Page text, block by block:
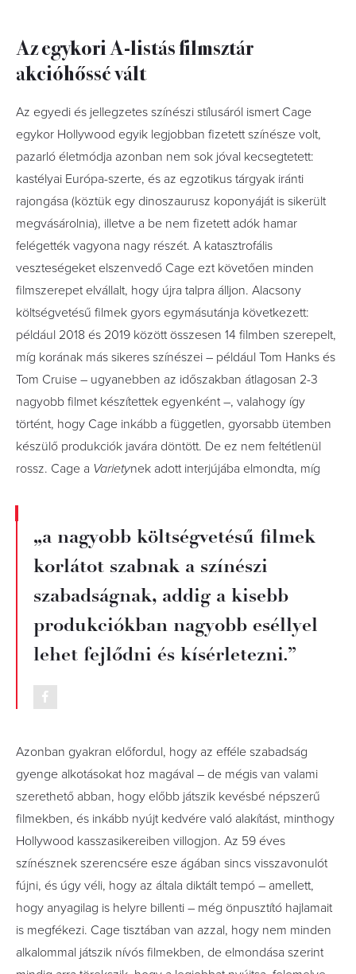
Az egykori A-listás filmsztár
akcióhőssé vált
Az egyedi és jellegzetes színészi stílusáról ismert Cage
egykor Hollywood egyik legjobban fizetett színésze volt,
pazarló életmódja azonban nem sok jóval kecsegtetett:
kastélyai Európa-szerte, és az egzotikus tárgyak iránti
rajongása (köztük egy dinoszaurusz koponyáját is sikerült
megvásárolnia), illetve a be nem fizetett adók hamar
felégették vagyona nagy részét. A katasztrofális
veszteségeket elszenvedő Cage ezt követően minden
filmszerepet elvállalt, hogy újra talpra álljon. Alacsony
költségvetésű filmek gyors egymásutánja következett:
például 2018 és 2019 között összesen 14 filmben szerepelt,
míg korának más sikeres színészei – például Tom Hanks és
Tom Cruise – ugyanebben az időszakban átlagosan 2-3
nagyobb filmet készítettek egyenként –, valahogy így
történt, hogy Cage inkább a független, gyorsabb ütemben
készülő produkciók javára döntött. De ez nem feltétlenül
rossz. Cage a Varietynek adott interjújába elmondta, míg
„a nagyobb költségvetésű filmek
korlátot szabnak a színészi
szabadságnak, addig a kisebb
produkciókban nagyobb eséllyel
lehet fejlődni és kísérletezni.”
Azonban gyakran előfordul, hogy az efféle szabadság
gyenge alkotásokat hoz magával – de mégis van valami
szerethető abban, hogy előbb játszik kevésbé népszerű
filmekben, és inkább nyújt kedvére való alakítást, minthogy
Hollywood kasszasikereiben villogjon. Az 59 éves
színésznek szerencsére esze ágában sincs visszavonulót
fújni, és úgy véli, hogy az általa diktált tempó – amellett,
hogy anyagilag is helyre billenti – még önpusztító hajlamait
is megfékezi. Cage tisztában van azzal, hogy nem minden
alkalommal játszik nívós filmekben, de elmondása szerint